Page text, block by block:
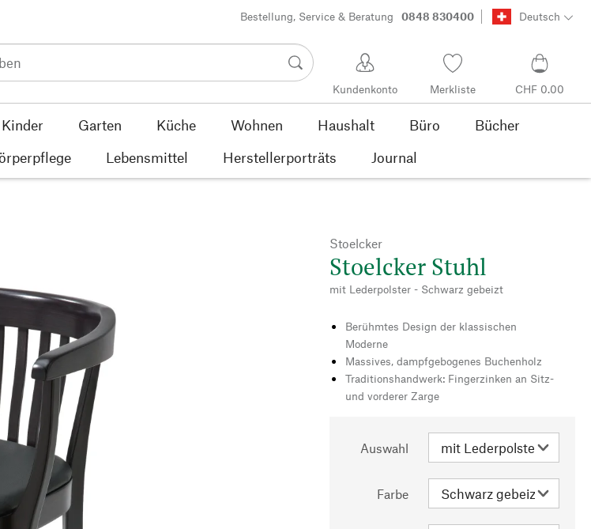
Bestellung, Service & Beratung 0848 830400 Deutsch
Kundenkonto Merkliste CHF 0.00
Kinder Garten Küche Wohnen Haushalt Büro
Bücher
Lebensmittel Herstellerporträts Journal
Stoelcker
Stoelcker Stuhl
mit Lederpolster - Schwarz gebeizt
Berühmtes Design der klassischen
Moderne
Massives, dampfgebogenes Buchenholz
Traditionshandwerk: Fingerzinken an Sitz-
und vorderer Zarge
Auswahl
Farbe